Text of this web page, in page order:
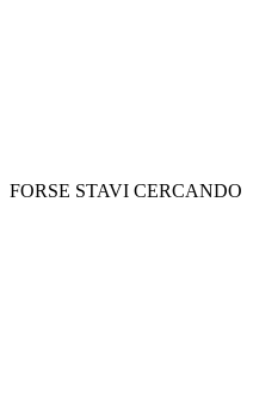
FORSE STAVI CERCANDO